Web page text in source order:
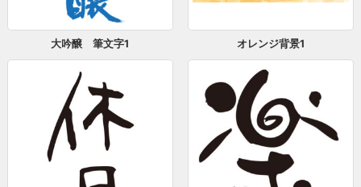
大吟醸 筆文字1 オレンジ背景1